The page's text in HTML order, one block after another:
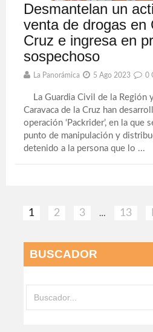
Desmantelan un
venta de drogas en
Cruz e ingresa en
sospechoso
La Panorámica 5 Ago 2023 0
La Guardia Civil de la Región
Caravaca de la Cruz han
operación ‘Packrider’, en la que
punto de manipulación y
detenido a la persona que lo ...
1 2 3 … 13
BUSCADOR